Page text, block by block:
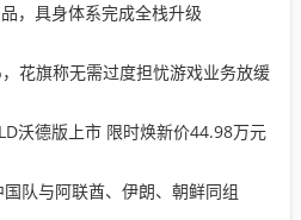
，具身体系完成全栈升级
花旗称无需过度担忧游戏业务放缓
沃德版上市 限时焕新价44.98万元
队与阿联酋、伊朗、朝鲜同组